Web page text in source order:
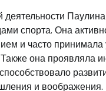
спорта. Она
и часто принимала
она проявляла
и воображения.